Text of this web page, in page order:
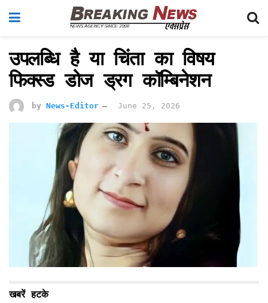
उपलब्धि है या चिंता का विषय
फिक्स्ड डोज ड्रग कॉम्बिनेशन
by News-Editor June 25, 2026
खबरें हटके